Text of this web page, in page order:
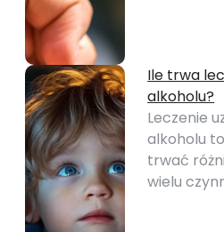
Ile trwa
alkoholu?
Leczenie
alkoholu
trwać
wielu